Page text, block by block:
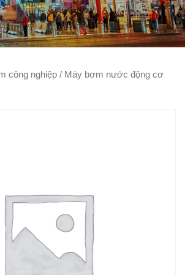
công nghiệp / Máy bơm nước động cơ